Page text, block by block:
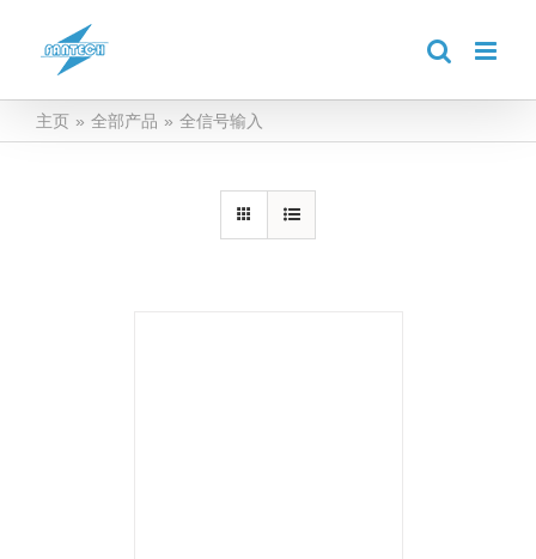
主页 » 全部产品 » 全信号输入